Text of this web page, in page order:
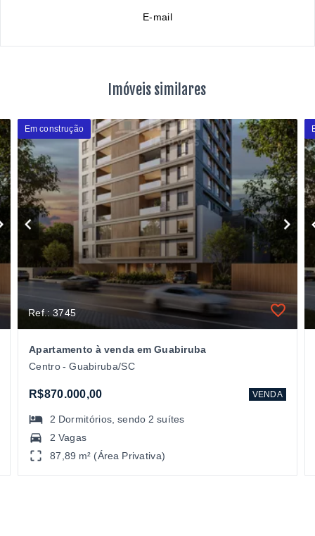
E-mail
Imóveis similares
Em construção
Ref.: 3745
Apartamento à venda em Guabiruba
Centro - Guabiruba/SC
R$870.000,00 VENDA
2 Dormitórios , sendo 2 suítes
2 Vagas
87,89 m² (Área Privativa)